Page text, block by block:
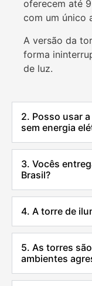
oferecem até
com um único
A versão da
forma
de luz.
2. Posso usar
sem energia
3. Vocês
Brasil?
4. A torre de
5. As torres
ambientes